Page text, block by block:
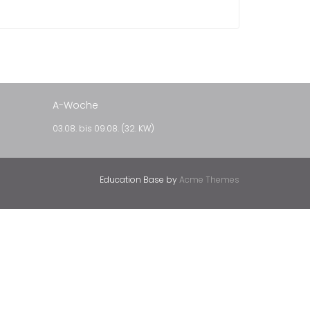
A-Woche
03.08. bis 09.08. (32. KW)
Education Base byAcme Themes